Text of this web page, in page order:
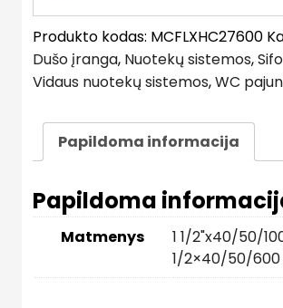
Produkto kodas: MCFLXHC27600
Dušo įranga, Nuotekų sistemos,
Vidaus nuotekų sistemos,WC
Papildoma informacija
Papildoma
Matmenys 1 1/2"x40/50/
1/2×40/50/600